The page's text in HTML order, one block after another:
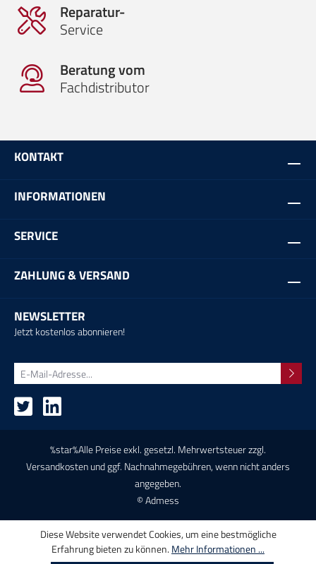
Reparatur-
Service
Beratung vom
Fachdistributor
KONTAKT
INFORMATIONEN
SERVICE
ZAHLUNG & VERSAND
NEWSLETTER
Jetzt kostenlos abonnieren!
%star%Alle Preise exkl. gesetzl. Mehrwertsteuer zzgl.
Versandkostenund ggf. Nachnahmegebühren, wenn nicht anders
angegeben.
© Admess
Diese Website verwendet Cookies, um eine bestmögliche
Erfahrung bieten zu können. Mehr Informationen ...